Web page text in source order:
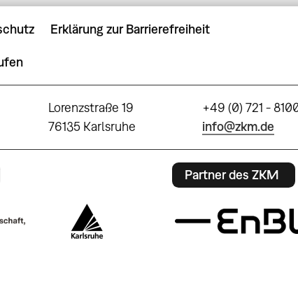
Erklärung zur Barrierefreiheit
Lorenzstraße 19
76135 Karlsruhe
+49 (0) 721 -
info@zkm.de
Partner des ZKM